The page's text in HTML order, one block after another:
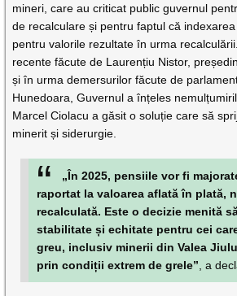
mineri, care au criticat public guvernul
de recalculare și pentru faptul că
pentru valorile rezultate în urma
recente făcute de Laurențiu Nistor,
și în urma demersurilor făcute de
Hunedoara, Guvernul a înțeles
Marcel Ciolacu a găsit o soluție care să
minerit și siderurgie.
„În 2025, pensiile vor fi
raportat la valoarea aflată în plată,
recalculată. Este o decizie menită
stabilitate și echitate pentru cei
greu, inclusiv minerii din Valea
prin condiții extrem de grele” , a